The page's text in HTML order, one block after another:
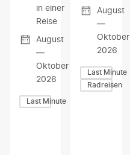
in einer
Reise
August
—
Oktober
2026
Last Minute
August
—
Oktober
2026
Last Minute
Radreisen